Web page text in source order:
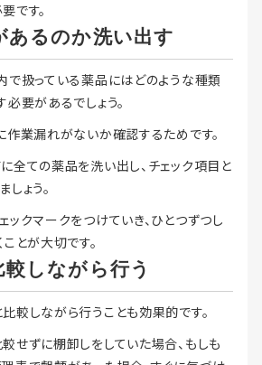
です。
あるのか洗い出す
で扱っている薬品にはどのような種類
要があるでしょう。
作業漏れがないか確認するためです。
全ての薬品を洗い出し、チェック項目と
ょう。
ックマークをつけていき、ひとつずつし
とが大切です。
しながら行う
較しながら行うことも効果的です。
せずに棚卸しをしていた場合、もしも